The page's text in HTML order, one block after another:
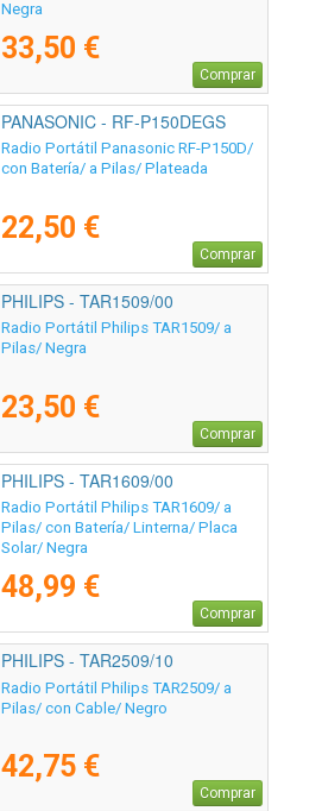
Negra
33,50 €
Comprar
PANASONIC - RF-P150DEGS
Radio Portátil Panasonic RF-P150D/
con Batería/ a Pilas/ Plateada
22,50 €
Comprar
PHILIPS - TAR1509/00
Radio Portátil Philips TAR1509/ a
Pilas/ Negra
23,50 €
Comprar
PHILIPS - TAR1609/00
Radio Portátil Philips TAR1609/ a
Pilas/ con Batería/ Linterna/ Placa
Solar/ Negra
48,99 €
Comprar
PHILIPS - TAR2509/10
Radio Portátil Philips TAR2509/ a
Pilas/ con Cable/ Negro
42,75 €
Comprar